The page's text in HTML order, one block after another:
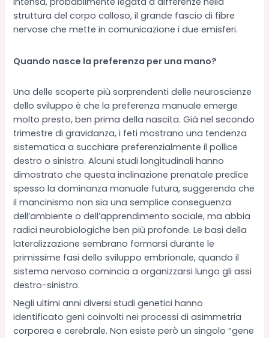
struttura del corpo calloso, il grande fascio di fibre
nervose che mette in comunicazione i due emisferi.
Quando nasce la preferenza per una mano?
Una delle scoperte più sorprendenti delle neuroscienze
dello sviluppo è che la preferenza manuale emerge
molto presto, ben prima della nascita. Già nel secondo
trimestre di gravidanza, i feti mostrano una tendenza
sistematica a succhiare preferenzialmente il pollice
destro o sinistro. Alcuni studi longitudinali hanno
dimostrato che questa inclinazione prenatale predice
spesso la dominanza manuale futura, suggerendo che
il mancinismo non sia una semplice conseguenza
dell’ambiente o dell’apprendimento sociale, ma abbia
radici neurobiologiche ben più profonde. Le basi della
lateralizzazione sembrano formarsi durante le
primissime fasi dello sviluppo embrionale, quando il
sistema nervoso comincia a organizzarsi lungo gli assi
destro-sinistro.
Negli ultimi anni diversi studi genetici hanno
identificato geni coinvolti nei processi di asimmetria
corporea e cerebrale. Non esiste però un singolo “gene